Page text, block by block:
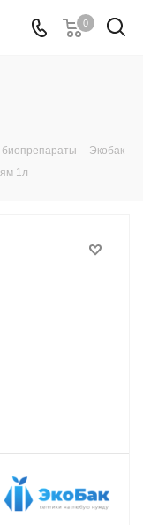
0
биопрепараты - Экобак
1л